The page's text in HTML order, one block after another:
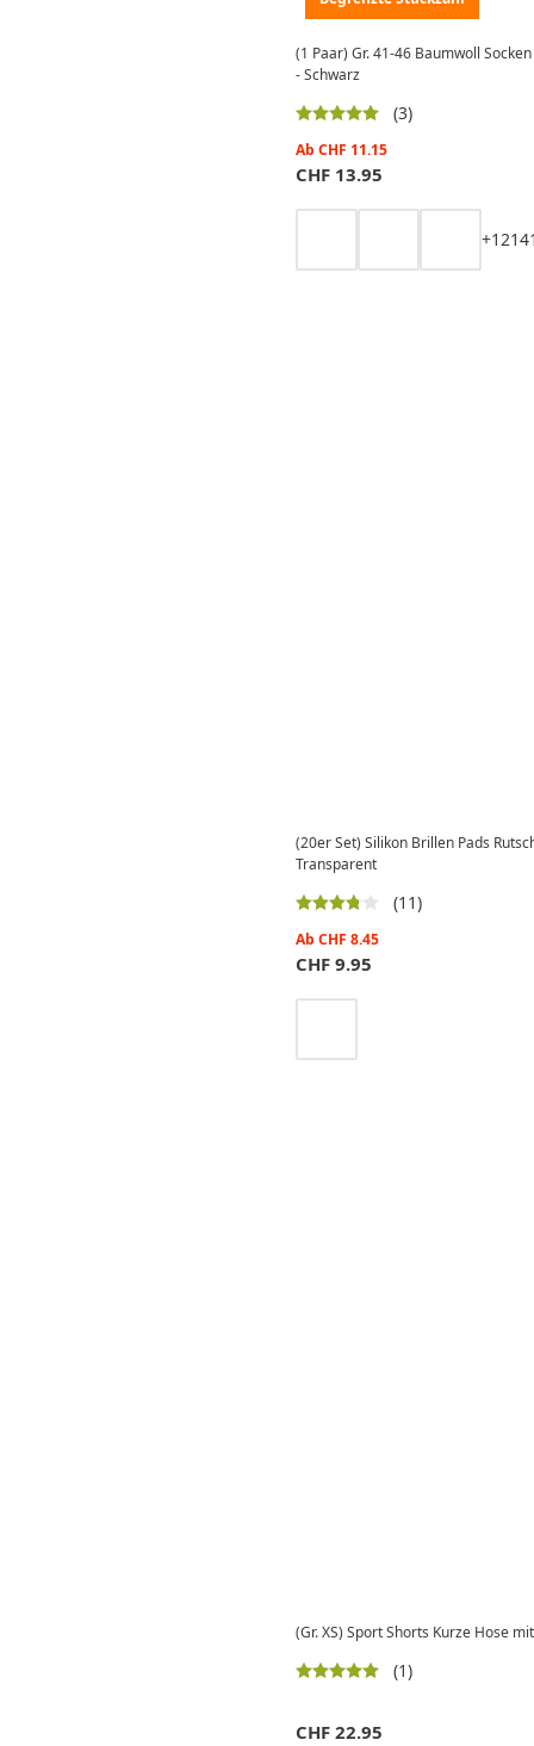
(1 Paar) Gr. 41-46 Baumwoll
- Schwarz
(3)
Ab CHF 11.15
CHF 13.95
+1214
(20er Set) Silikon Brillen Pads
Transparent
(11)
Ab CHF 8.45
CHF 9.95
(Gr. XS) Sport Shorts Kurze Hose
(1)
CHF 22.95